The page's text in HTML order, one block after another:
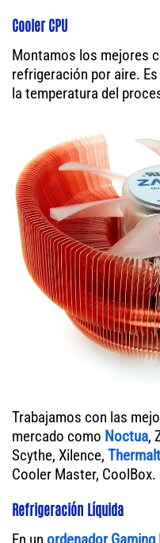
Cooler CPU
Montamos los mejores
refrigeración por aire.
la temperatura del
Trabajamos con las
mercado como Noctua,
Scythe, Xilence,
Cooler Master, CoolBox.
Refrigeración Líquida